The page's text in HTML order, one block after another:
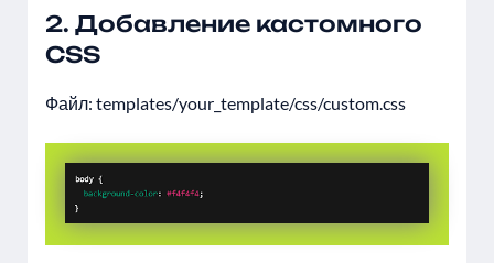
2. Добавление кастомного
CSS
Файл: templates/your_template/css/custom.css